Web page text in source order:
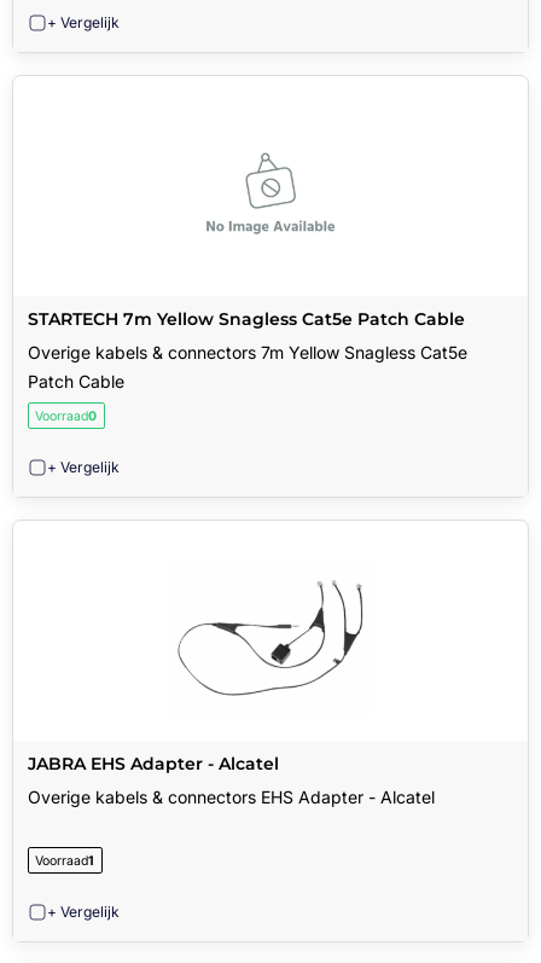
+ Vergelijk
STARTECH 7m Yellow Snagless Cat5e Patch Cable
Overige kabels & connectors 7m Yellow Snagless Cat5e
Patch Cable
Voorraad0
+ Vergelijk
JABRA EHS Adapter - Alcatel
Overige kabels & connectors EHS Adapter - Alcatel
Voorraad1
+ Vergelijk